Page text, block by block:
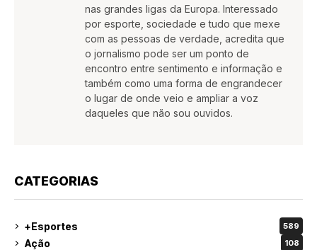
nas grandes ligas da Europa. Interessado
por esporte, sociedade e tudo que mexe
com as pessoas de verdade, acredita que
o jornalismo pode ser um ponto de
encontro entre sentimento e informação e
também como uma forma de engrandecer
o lugar de onde veio e ampliar a voz
daqueles que não sou ouvidos.
CATEGORIAS
+Esportes 589
Ação 108